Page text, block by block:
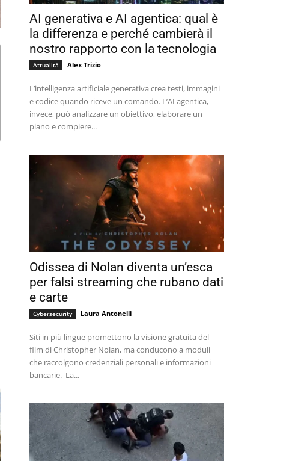
AI generativa e AI agentica: qual è
la differenza e perché cambierà il
nostro rapporto con la tecnologia
Attualità Alex Trizio
L’intelligenza artificiale generativa crea testi, immagini
e codice quando riceve un comando. L’AI agentica,
invece, può analizzare un obiettivo, elaborare un
piano e compiere...
Odissea di Nolan diventa un’esca
per falsi streaming che rubano dati
e carte
Cybersecurity Laura Antonelli
Siti in più lingue promettono la visione gratuita del
film di Christopher Nolan, ma conducono a moduli
che raccolgono credenziali personali e informazioni
bancarie. La...